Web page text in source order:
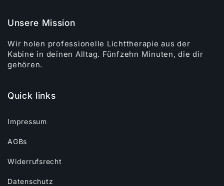
Unsere Mission
Wir holen professionelle Lichttherapie aus der
Kabine in deinen Alltag. Fünfzehn Minuten, die dir
gehören.
Quick links
Impressum
AGBs
Widerrufsrecht
Datenschutz